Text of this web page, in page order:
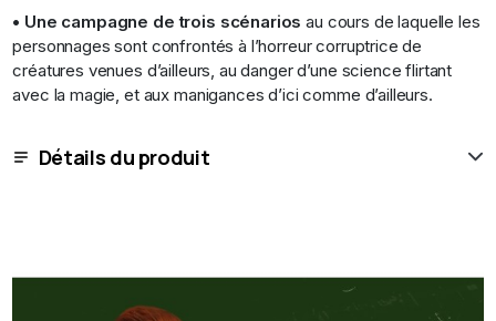
• Une campagne de trois scénarios au cours de laquelle les
personnages sont confrontés à l’horreur corruptrice de
créatures venues d’ailleurs, au danger d’une science flirtant
avec la magie, et aux manigances d’ici comme d’ailleurs.
Détails du produit